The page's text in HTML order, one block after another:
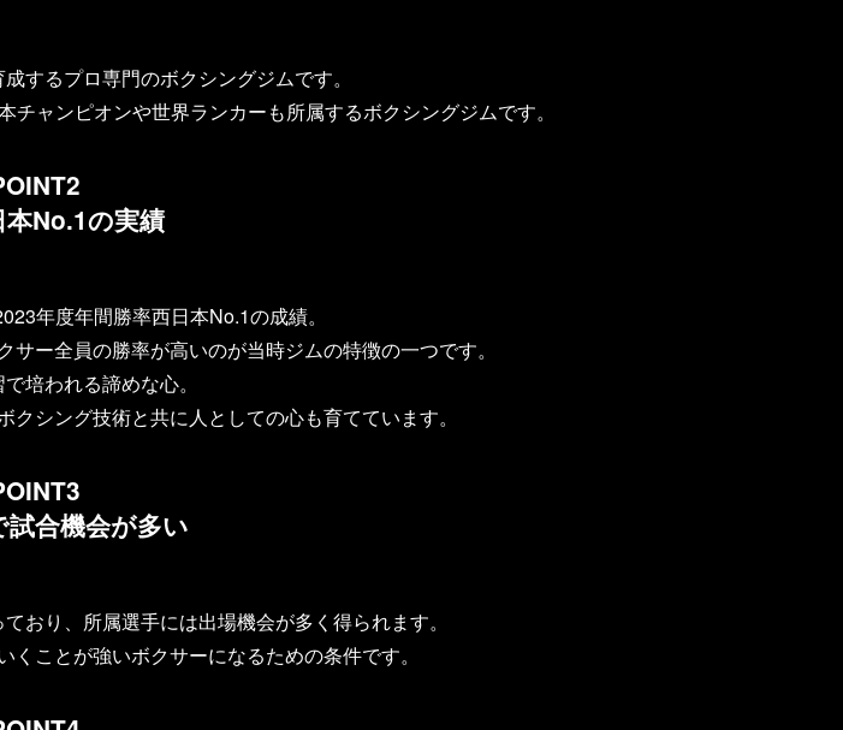
するプロ専門のボクシングジムです。
ャンピオンや世界ランカーも所属するボクシングジムです。
本No.1の実績
年度年間勝率西日本No.1の成績。
サー全員の勝率が高いのが当時ジムの特徴の一つです。
培われる諦めな心。
クシング技術と共に人としての心も育てています。
試合機会が多い
おり、 所属選手には出場機会が多く得られます。
くことが強いボクサーになるための条件です。